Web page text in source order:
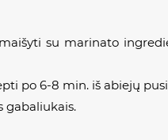
su marinato
po 6-8 min. iš abiejų
gabaliukais.